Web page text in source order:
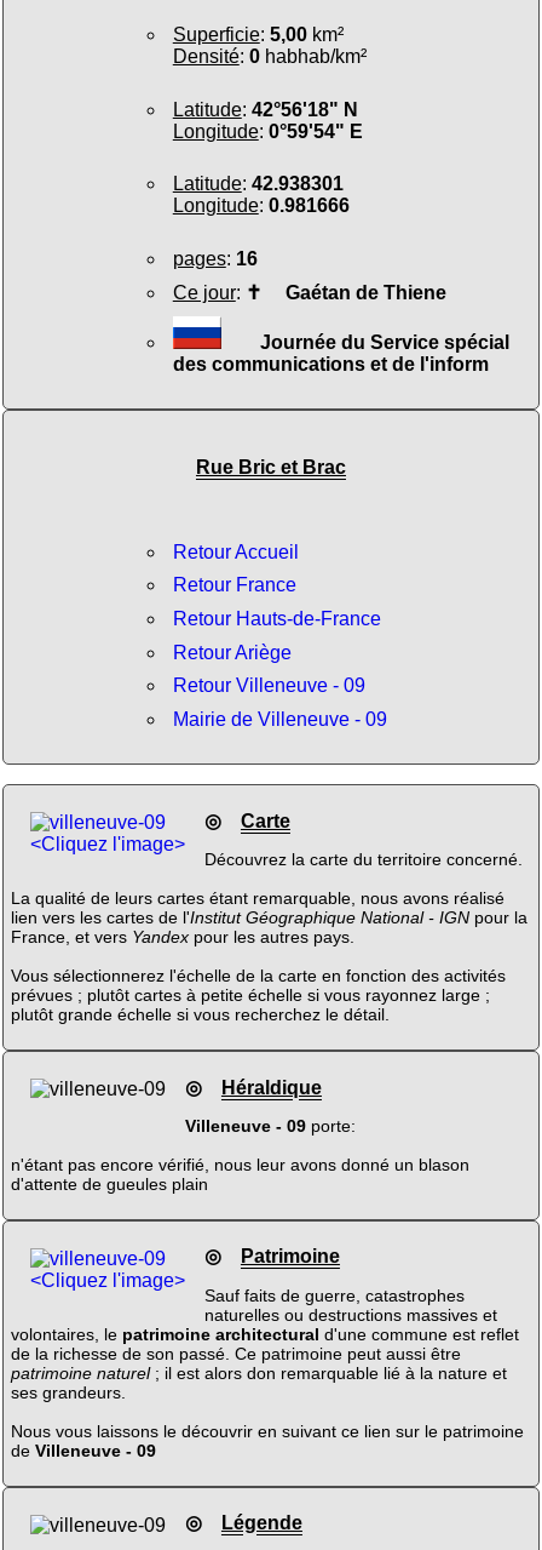
Superficie: 5,00km²
Densité: 0habhab/km²
Latitude: 42°56'18" N
Longitude: 0°59'54" E
Latitude: 42.938301
Longitude: 0.981666
pages: 16
Ce jour: ✝ Gaétan de Thiene
Journée du Service spécial
des communications et de l'inform
Rue Bric et Brac
Retour Accueil
Retour France
Retour Hauts-de-France
Retour Ariège
Retour Villeneuve - 09
Mairie de Villeneuve - 09
<Cliquez l'image>
◎ Carte
Découvrez la carte du territoire concerné.
La qualité de leurs cartes étant remarquable, nous avons réalisé
lien vers les cartes de l'Institut Géographique National - IGNpour la
France, et vers Yandexpour les autres pays.
Vous sélectionnerez l'échelle de la carte en fonction des activités
prévues ; plutôt cartes à petite échelle si vous rayonnez large ;
plutôt grande échelle si vous recherchez le détail.
◎ Héraldique
Villeneuve - 09porte:
n'étant pas encore vérifié, nous leur avons donné un blason
d'attente de gueules plain
<Cliquez l'image>
◎ Patrimoine
Sauf faits de guerre, catastrophes
naturelles ou destructions massives et
volontaires, le patrimoine architectural d'une commune est reflet
de la richesse de son passé. Ce patrimoine peut aussi être
patrimoine naturel; il est alors don remarquable lié à la nature et
ses grandeurs.
Nous vous laissons le découvrir en suivant ce lien sur le patrimoine
de Villeneuve - 09
◎ Légende